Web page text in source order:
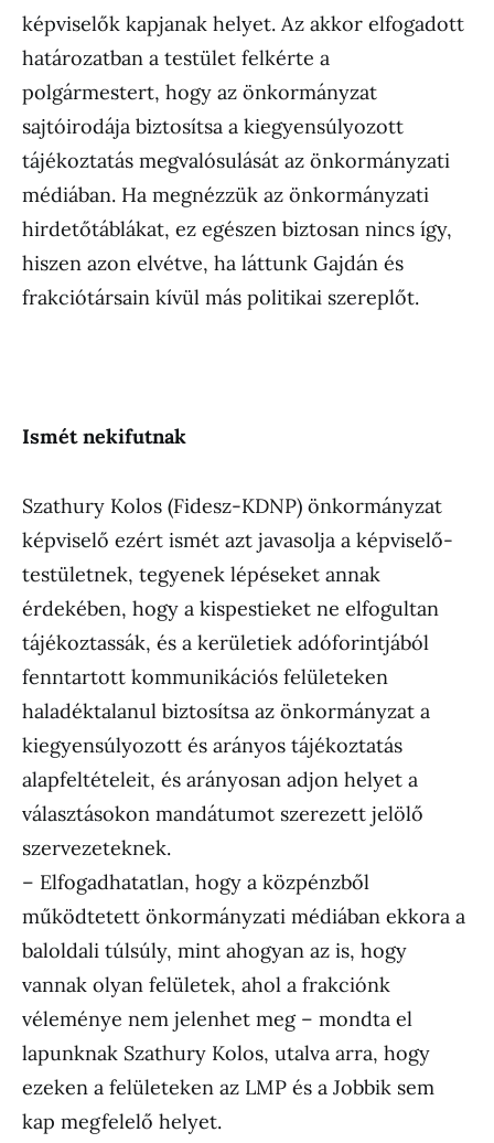
képviselők kapjanak helyet. Az akkor elfogadott
határozatban a testület felkérte a
polgármestert, hogy az önkormányzat
sajtóirodája biztosítsa a kiegyensúlyozott
tájékoztatás megvalósulását az önkormányzati
médiában. Ha megnézzük az önkormányzati
hirdetőtáblákat, ez egészen biztosan nincs így,
hiszen azon elvétve, ha láttunk Gajdán és
frakciótársain kívül más politikai szereplőt.
Ismét nekifutnak
Szathury Kolos (Fidesz-KDNP) önkormányzat
képviselő ezért ismét azt javasolja a képviselő-
testületnek, tegyenek lépéseket annak
érdekében, hogy a kispestieket ne elfogultan
tájékoztassák, és a kerületiek adóforintjából
fenntartott kommunikációs felületeken
haladéktalanul biztosítsa az önkormányzat a
kiegyensúlyozott és arányos tájékoztatás
alapfeltételeit, és arányosan adjon helyet a
választásokon mandátumot szerezett jelölő
szervezeteknek.
– Elfogadhatatlan, hogy a közpénzből
működtetett önkormányzati médiában ekkora a
baloldali túlsúly, mint ahogyan az is, hogy
vannak olyan felületek, ahol a frakciónk
véleménye nem jelenhet meg – mondta el
lapunknak Szathury Kolos, utalva arra, hogy
ezeken a felületeken az LMP és a Jobbik sem
kap megfelelő helyet.